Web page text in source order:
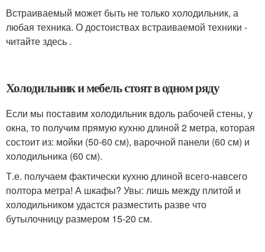
Встраиваемый может быть не только холодильник, а
любая техника. О достоиствах встраиваемой техники -
читайте здесь .
Холодильник и мебель стоят в одном ряду
Если мы поставим холодильник вдоль рабочей стены, у
окна, то получим прямую кухню длиной 2 метра, которая
состоит из: мойки (50-60 см), варочной панели (60 см) и
холодильника (60 см).
Т.е. получаем фактически кухню длиной всего-навсего
полтора метра! А шкафы? Увы: лишь между плитой и
холодильником удастся разместить разве что
бутылочницу размером 15-20 см.